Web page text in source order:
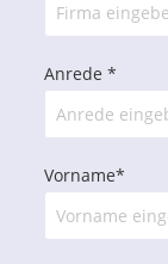
Anrede *
Vorname*